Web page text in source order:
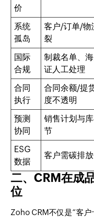
价
系统
孤岛
客户/订单/物
裂
国际
合规
制裁名单、
证人工处理
合同
执行
合同余额/提
度不透明
预测
协同
销售计划与
节
ESG
数据
客户需碳排
二、CRM在成
位
Zoho CRM不仅是“客